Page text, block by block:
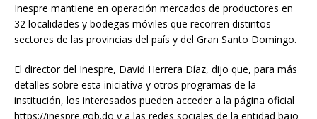
Inespre mantiene en operación mercados de productores en
32 localidades y bodegas móviles que recorren distintos
sectores de las provincias del país y del Gran Santo Domingo.
El director del Inespre, David Herrera Díaz, dijo que, para más
detalles sobre esta iniciativa y otros programas de la
institución, los interesados pueden acceder a la página oficial
https://inespre.gob.do y a las redes sociales de la entidad bajo